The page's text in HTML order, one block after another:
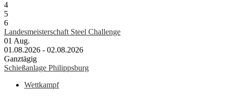
4
5
6
Landesmeisterschaft Steel Challenge
01 Aug.
01.08.2026 - 02.08.2026
Ganztägig
Schießanlage Philippsburg
Wettkampf